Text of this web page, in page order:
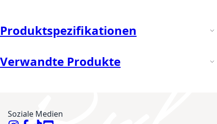
Produktspezifikationen
Verwandte Produkte
Soziale Medien